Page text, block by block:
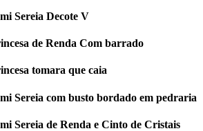
Sereia Decote V
de Renda Com barrado
tomara que caia
Sereia com busto bordado em pedraria
Sereia de Renda e Cinto de Cristais